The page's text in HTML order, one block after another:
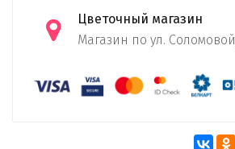
Цветочный магазин
Магазин по ул.